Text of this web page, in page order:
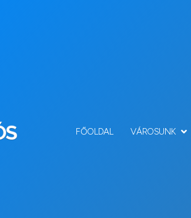
FŐOLDAL VÁROSUNK